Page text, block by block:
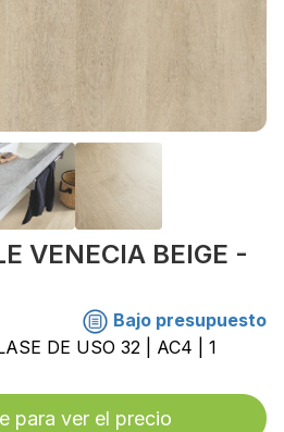
VENECIA BEIGE -
Bajo presupuesto
DE USO 32 | AC4 | 1
para ver el precio